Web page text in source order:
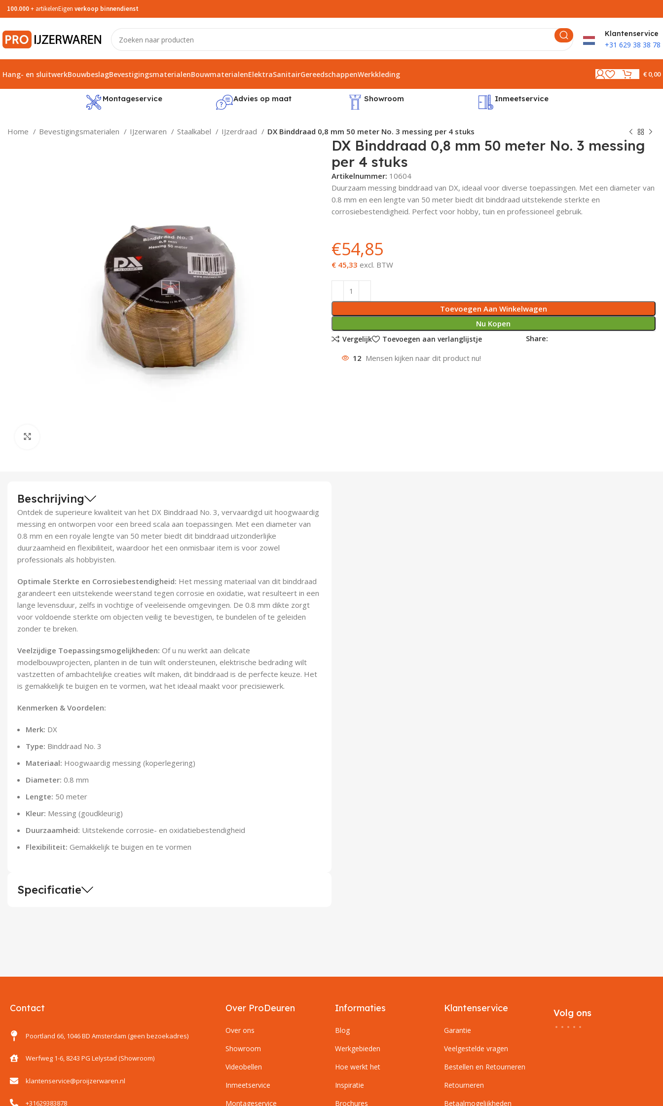
100.000+ artikelenEigen verkoop binnendienst
Klantenservice
+31 629 38 38 78
Hang- en sluitwerkBouwbeslagBevestigingsmaterialenBouwmaterialenElektraSanitairGereedschappenWerkkleding €0,00
Montageservice Advies op maat Showroom Inmeetservice
Home Bevestigingsmaterialen IJzerwaren Staalkabel IJzerdraad DX Binddraad 0,8 mm 50 meter No. 3 messing per 4 stuks
DX Binddraad 0,8 mm 50 meter No. 3 messing
per 4 stuks
Artikelnummer: 10604
Duurzaam messing binddraad van DX, ideaal voor diverse toepassingen. Met een diameter van
0.8 mm en een lengte van 50 meter biedt dit binddraad uitstekende sterkte en
corrosiebestendigheid. Perfect voor hobby, tuin en professioneel gebruik.
€54,85
€ 45,33 excl. BTW
Toevoegen Aan Winkelwagen
Nu Kopen
Vergelijk Toevoegen aan verlanglijstje Share:
12 Mensen kijken naar dit product nu!
Beschrijving
Ontdek de superieure kwaliteit van het DX Binddraad No. 3, vervaardigd uit hoogwaardig
messing en ontworpen voor een breed scala aan toepassingen. Met een diameter van
0.8 mm en een royale lengte van 50 meter biedt dit binddraad uitzonderlijke
duurzaamheid en flexibiliteit, waardoor het een onmisbaar item is voor zowel
professionals als hobbyisten.
Optimale Sterkte en Corrosiebestendigheid: Het messing materiaal van dit binddraad
garandeert een uitstekende weerstand tegen corrosie en oxidatie, wat resulteert in een
lange levensduur, zelfs in vochtige of veeleisende omgevingen. De 0.8 mm dikte zorgt
voor voldoende sterkte om objecten veilig te bevestigen, te bundelen of te geleiden
zonder te breken.
Veelzijdige Toepassingsmogelijkheden: Of u nu werkt aan delicate
modelbouwprojecten, planten in de tuin wilt ondersteunen, elektrische bedrading wilt
vastzetten of ambachtelijke creaties wilt maken, dit binddraad is de perfecte keuze. Het
is gemakkelijk te buigen en te vormen, wat het ideaal maakt voor precisiewerk.
Kenmerken & Voordelen:
Merk: DX
Type: Binddraad No. 3
Materiaal: Hoogwaardig messing (koperlegering)
Diameter: 0.8 mm
Lengte: 50 meter
Kleur: Messing (goudkleurig)
Duurzaamheid: Uitstekende corrosie- en oxidatiebestendigheid
Flexibiliteit: Gemakkelijk te buigen en te vormen
Specificatie
Contact
Poortland 66, 1046 BD Amsterdam (geen bezoekadres)
Werfweg 1-6, 8243 PG Lelystad (Showroom)
klantenservice@proijzerwaren.nl
+31629383878
Over ProDeuren
Over ons
Showroom
Videobellen
Inmeetservice
Montageservice
Informaties
Blog
Werkgebieden
Hoe werkt het
Inspiratie
Brochures
Klantenservice
Garantie
Veelgestelde vragen
Bestellen en Retourneren
Retourneren
Betaalmogelijkheden
Volg ons